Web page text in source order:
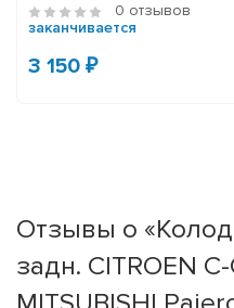
0 отзывов
заканчивается
3 150 ₽
Отзывы о
задн. CITROEN